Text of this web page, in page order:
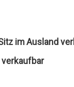
im Ausland